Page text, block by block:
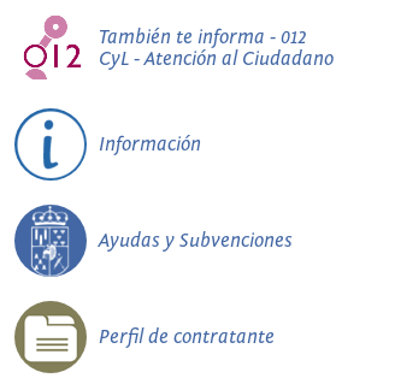
También te informa - 012
CyL - Atención al Ciudadano
Información
Ayudas y Subvenciones
Perfil de contratante